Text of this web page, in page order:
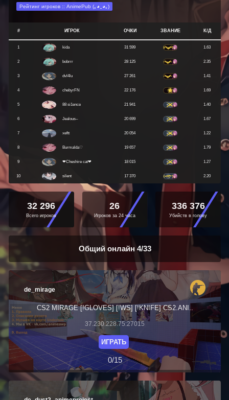
Рейтинг игроков :: AnimePub (｡◕‿◕｡)
# ИГРОК ОЧКИ ЗВАНИЕ К/Д
1 kida 31 599 1.63
2 bobrrr 28 125 2.35
3 dvl4lu 27 261 1.41
4 chebyrFN 22 176 1.69
5 88 si1ence 21 941 1.40
6 Jealous– 20 699 1.67
7 xeftt 20 054 1.22
8 Burmalda♡ 19 657 1.79
9 ❤︎Cheshire cat❤ 18 015 1.27
10 silent 17 370 2.20
32 296
Всего игроков
26
Игроков за 24 часа
336 376
Убийств в голову
Общий онлайн 4/33
de_mirage
CS2 MIRAGE [!GLOVES] [!WS] [!KNIFE] CS2.ANI..
0/15
37.230.228.75:27015
ИГРАТЬ